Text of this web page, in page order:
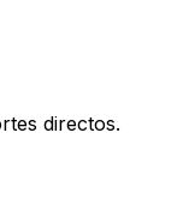
directos.